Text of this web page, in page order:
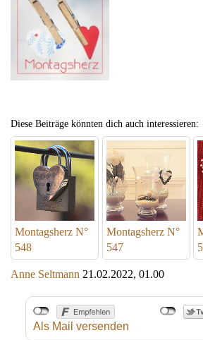
Diese Beiträge könnten dich auch interessieren:
Montagsherz N°
548
Montagsherz N°
547
Anne Seltmann 21.02.2022, 01.00
Als Mail versenden